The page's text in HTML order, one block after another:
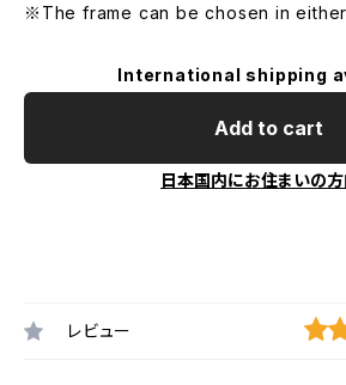
※The frame can be chosen in
International shipping
Add to cart
日本国内にお住まいの
レビュー